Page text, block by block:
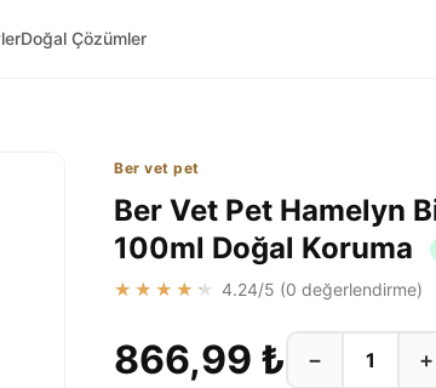
Doğal Çözümler
Ber vet pet
Ber Vet Pet Hamelyn
100ml Doğal Koruma
★★★★★ 4.24/5 (0 değerlendirme)
866,99 ₺ − +